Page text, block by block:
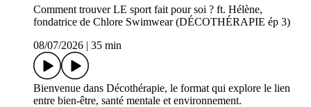
Comment trouver LE sport fait pour soi ? ft. Hélène,
fondatrice de Chlore Swimwear (DÉCOTHÉRAPIE ép 3)
08/07/2026 | 35 min
Bienvenue dans Décothérapie, le format qui explore le lien
entre bien-être, santé mentale et environnement.